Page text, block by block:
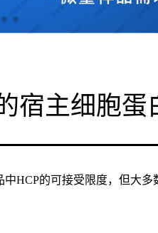
宿主细胞蛋
HCP的可接受限度，但大